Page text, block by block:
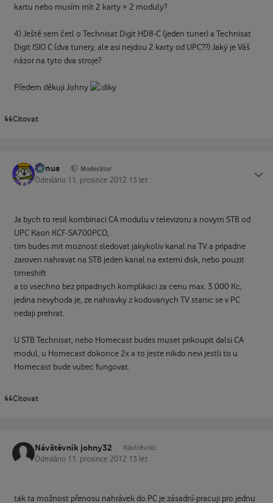
kartu nebo musím mít 2 karty + 2 moduly?
4) Ještě sem četl o Technisat Digit HD8-C (jeden tuner) a Technisat
Digit ISIO C (dva tunery, ale asi nejdou 2 karty od UPC??) Jaký je Váš
názor na tyto dva stroje?
Předem děkuji Johny
Citovat
tomus Moderátor
Odesláno 11. prosince 2012 13 let
Ja bych to resil kombinaci CA modulu v televizoru a novym STB od
UPC Kaon KCF-SA700PCO,
tim budes mit moznost sledovat jakykoliv kanal na TV a pripadne
zaroven nahravat na STB jeden kanal na externi disk, nebo pouzit
timeshift
a to vsechno bez pripadnych komplikaci za cenu max. 3.000 Kc,
jedina nevyhoda je, ze nahravky z kodovanych TV stanic se v PC
nedaji prehrat.
U STB Technisat, nebo Homecast budes muset prikoupit dalsi CA
modul, u Homecast dokonce 2x a to jeste nikdo nevi jestli to u
Homecast bude vubec fungovat.
Citovat
Návštěvník johny32 Návštěvníci
Odesláno 11. prosince 2012 13 let
tak ta možnost přenosu nahrávek do PC je zásadní-pracuji pro jednu